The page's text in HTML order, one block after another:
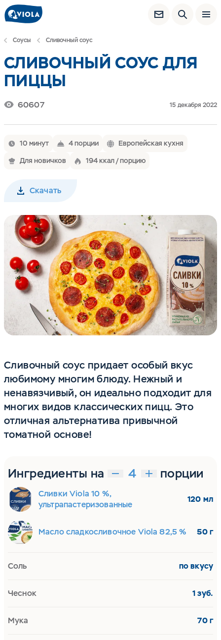
Соусы Сливочный соус
СЛИВОЧНЫЙ СОУС ДЛЯ
ПИЦЦЫ
60607 15 декабря 2022
10 минут 4 порции
Европейская кухня
Для новичков
194 ккал / порцию
Скачать
Сливочный coyc придает особый вкус
любимому многим блюду. Нежный и
ненавязчивый, он идеально подходит для
многих видов классических пицц. Это
отличная альтернатива привычной
томатной основе!
Ингредиенты на порции
Сливки Viola 10 %,
ультрапастеризованные
120 мл
Масло сладкосливочное Viola 82,5 % 50 г
Соль по вкусу
Чеснок 1 зуб.
Мука 70 г